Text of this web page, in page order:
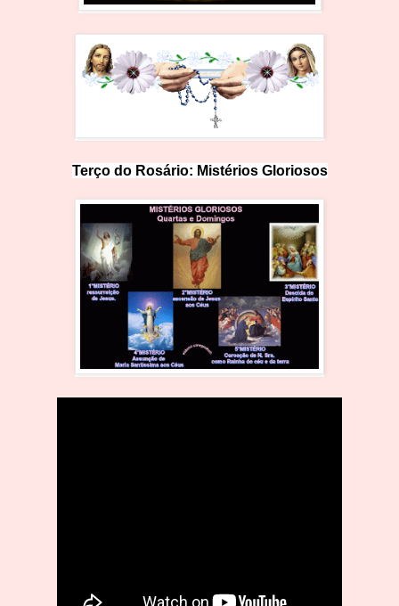
Terço do Rosário: Mistérios Gloriosos